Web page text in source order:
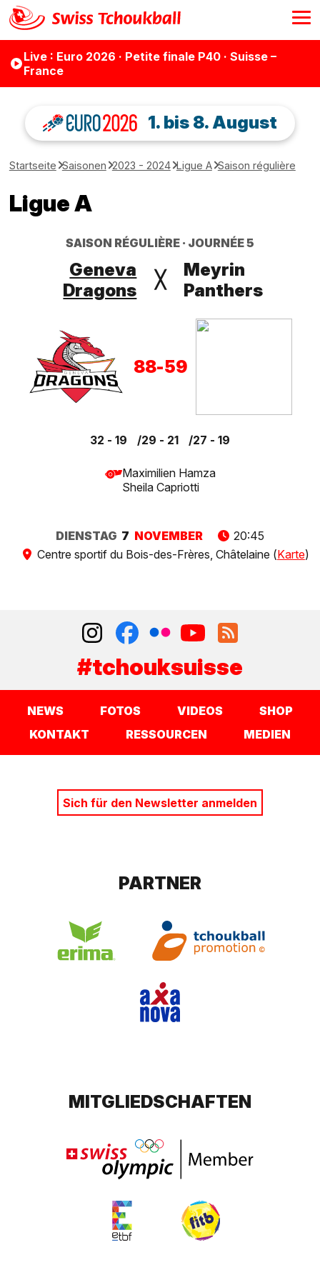
Live : Euro 2026 · Petite finale P40 · Suisse –
France
1. bis 8. August
Startseite Saisonen 2023 - 2024 Ligue A Saison régulière
Ligue A
SAISON RÉGULIÈRE JOURNÉE 5
Geneva
Dragons
╳
Meyrin
Panthers
88-59
32 - 19 29 - 21 27 - 19
Maximilien Hamza
Sheila Capriotti
DIENSTAG 7 NOVEMBER
20:45
Centre sportif du Bois-des-Frères, Châtelaine (Karte)
#tchouksuisse
NEWS FOTOS VIDEOS
SHOP
KONTAKT
RESSOURCEN MEDIEN
Sich für den Newsletter anmelden
PARTNER
MITGLIEDSCHAFTEN